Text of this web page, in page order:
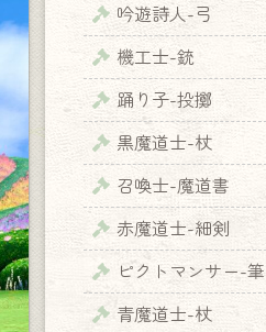
吟遊詩人-弓
機工士-銃
踊り子-投擲
黒魔道士-杖
召喚士-魔道書
赤魔道士-細剣
ピクトマンサー-筆
青魔道士-杖